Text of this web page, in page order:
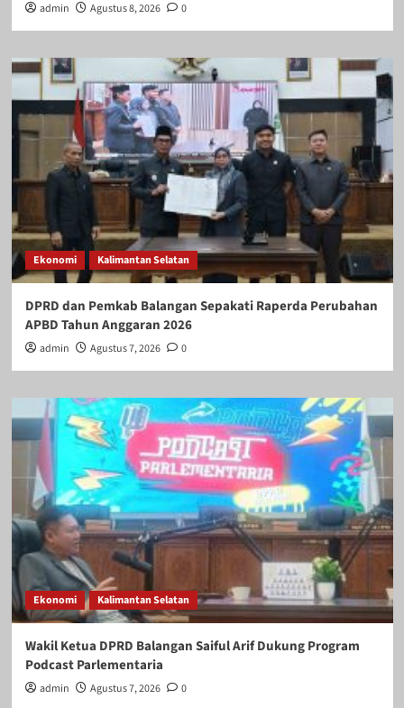
admin Agustus 8, 2026 0
Ekonomi Kalimantan Selatan
DPRD dan Pemkab Balangan Sepakati Raperda Perubahan
APBD Tahun Anggaran 2026
admin Agustus 7, 2026 0
Ekonomi Kalimantan Selatan
Wakil Ketua DPRD Balangan Saiful Arif Dukung Program
Podcast Parlementaria
admin Agustus 7, 2026 0